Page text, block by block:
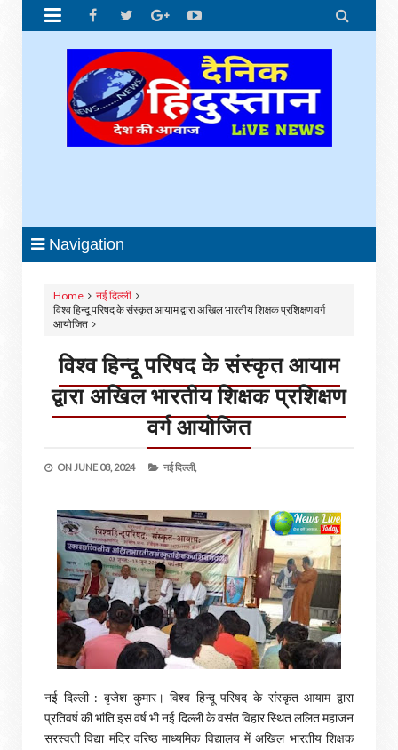
 
Navigation
Home
नई दिल्ली
विश्व हिन्दू परिषद के संस्कृत आयाम द्वारा अखिल भारतीय शिक्षक प्रशिक्षण वर्ग
आयोजित
विश्व हिन्दू परिषद के संस्कृत आयाम
द्वारा अखिल भारतीय शिक्षक प्रशिक्षण
वर्ग आयोजित
ON JUNE 08, 2024 नई दिल्ली,
नई दिल्ली : बृजेश कुमार। विश्व हिन्दू परिषद के संस्कृत आयाम द्वारा
प्रतिवर्ष की भांति इस वर्ष भी नई दिल्ली के वसंत विहार स्थित ललित महाजन
सरस्वती विद्या मंदिर वरिष्ठ माध्यमिक विद्यालय में अखिल भारतीय शिक्षक